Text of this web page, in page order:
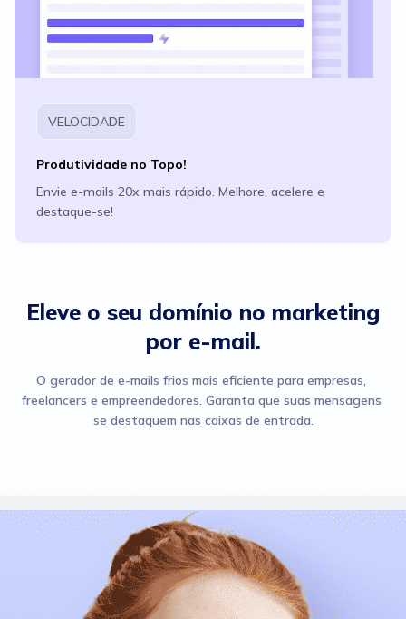
VELOCIDADE
Produtividade no Topo!
Envie e-mails 20x mais rápido. Melhore, acelere e
destaque-se!
Eleve o seu domínio no marketing
por e-mail.
O gerador de e-mails frios mais eficiente para empresas,
freelancers e empreendedores. Garanta que suas mensagens
se destaquem nas caixas de entrada.